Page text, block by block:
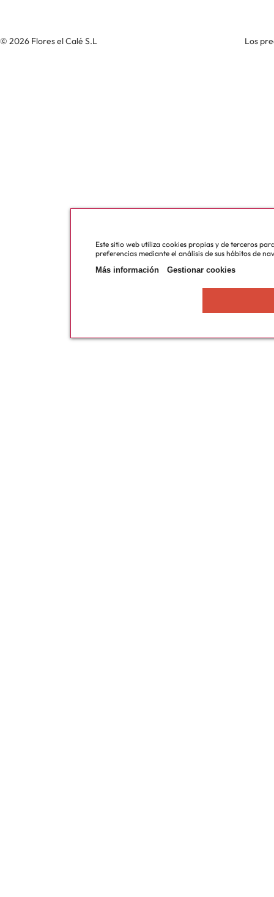
© 2026 Flores el Calé S.L Los
Este sitio web utiliza cookies propias y de terceros
preferencias mediante el análisis de sus hábitos de
Más información
Gestionar cookies